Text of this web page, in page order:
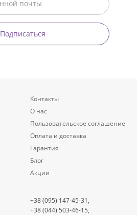
Подписаться
Контакты
О нас
Пользовательское соглашение
Оплата и доставка
Гарантия
Блог
Акции
+38 (095) 147-45-31,
+38 (044) 503-46-15,